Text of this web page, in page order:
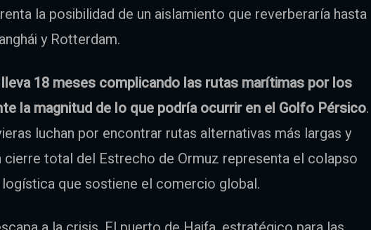
la posibilidad de un aislamiento que reverberaría hasta
y Rotterdam.
18 meses complicando las rutas marítimas por los
la magnitud de lo que podría ocurrir en el Golfo Pérsico.
luchan por encontrar rutas alternativas más largas y
cierre total del Estrecho de Ormuz representa el colapso
que sostiene el comercio global.